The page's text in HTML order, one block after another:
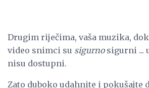
Drugim riječima, vaša muzika,
video snimci su sigurnosigurni ...
nisu dostupni.
Zato duboko udahnite i pokušajte